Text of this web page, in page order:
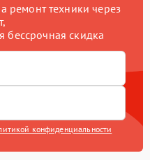
ремонт техники через
бессрочная скидка
конфиденциальности